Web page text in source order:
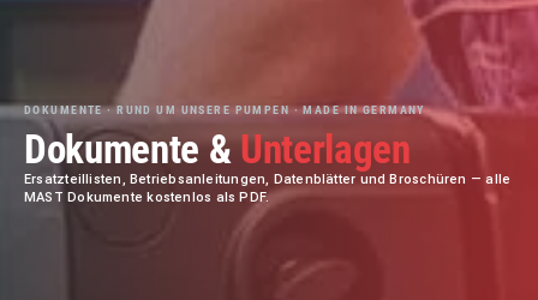
DOKUMENTE · RUND UM UNSERE PUMPEN · MADE IN GERMANY
Dokumente &Unterlagen
Ersatzteillisten, Betriebsanleitungen, Datenblätter und Broschüren — alle
MAST Dokumente kostenlos als PDF.